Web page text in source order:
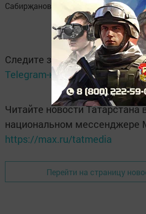
Сабирҗанова.
Следите за самым важным и
Telegram-каналеТатмедиа
Читайте новости Татарстана
национальном мессенджере
https://max.ru/tatmedia
Перейти на страницу